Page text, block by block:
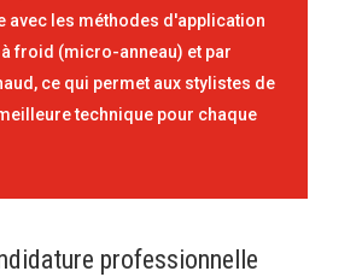
avec les méthodes d'application
froid (micro-anneau) et par
ce qui permet aux stylistes de
technique pour chaque
professionnelle